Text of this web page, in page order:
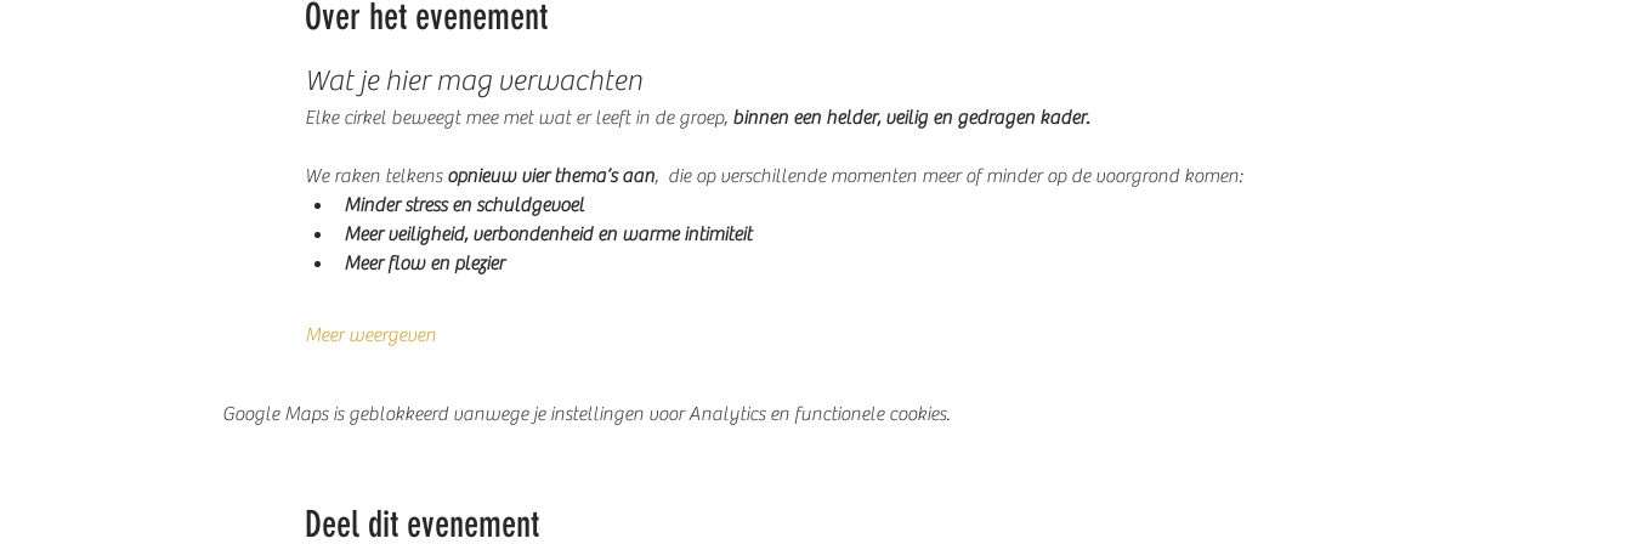
Over het evenement
Wat je hier mag verwachten
Elke cirkel beweegt mee met wat er leeft in de groep, binnen een helder, veilig en gedragen kader.
We raken telkens opnieuw vier thema’s aan,  die op verschillende momenten meer of minder op de voorgrond komen:
Minder stress en schuldgevoel
Meer veiligheid, verbondenheid en warme intimiteit
Meer flow en plezier
Meer weergeven
Google Maps is geblokkeerd vanwege je instellingen voor Analytics en functionele cookies.
Deel dit evenement